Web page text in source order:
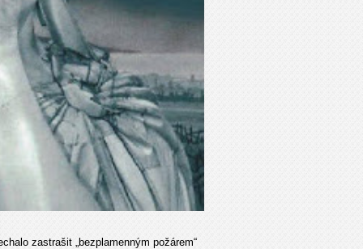
zastrašit „bezplamenným požárem“